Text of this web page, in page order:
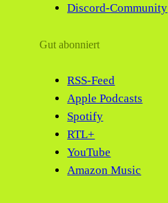
Discord-Community
Gut abonniert
RSS-Feed
Apple Podcasts
Spotify
RTL+
YouTube
Amazon Music